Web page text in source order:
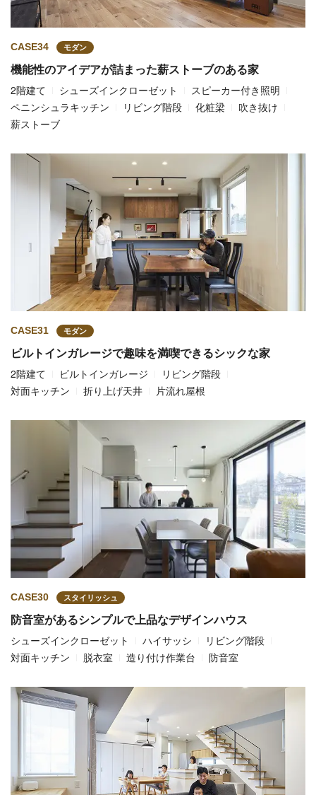
CASE34 モダン
機能性のアイデアが詰まった薪ストーブのある家
2階建て シューズインクローゼット
スピーカー付き照明
ペニンシュラキッチン
リビング階段 化粧梁
吹き抜け
薪ストーブ
CASE31 モダン
ビルトインガレージで趣味を満喫できるシックな家
2階建て ビルトインガレージ
リビング階段
対面キッチン
折り上げ天井 片流れ屋根
CASE30 スタイリッシュ
防音室があるシンプルで上品なデザインハウス
シューズインクローゼット ハイサッシ
リビング階段
対面キッチン
脱衣室 造り付け作業台 防音室